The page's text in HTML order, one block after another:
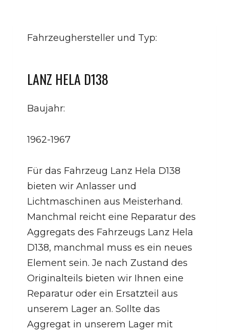
Fahrzeughersteller und Typ:
LANZ HELA D138
Baujahr:
1962-1967
Für das Fahrzeug Lanz Hela D138
bieten wir Anlasser und
Lichtmaschinen aus Meisterhand.
Manchmal reicht eine Reparatur des
Aggregats des Fahrzeugs Lanz Hela
D138, manchmal muss es ein neues
Element sein. Je nach Zustand des
Originalteils bieten wir Ihnen eine
Reparatur oder ein Ersatzteil aus
unserem Lager an. Sollte das
Aggregat in unserem Lager mit